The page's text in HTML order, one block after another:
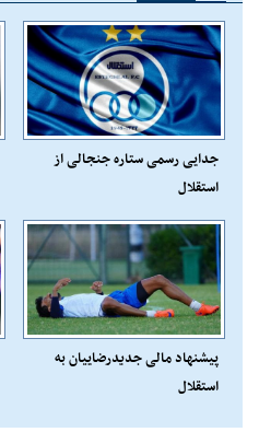
جدایی رسمی ستاره جنجالی از
استقلال
پیشنهاد مالی جدیدرضاییان به
استقلال